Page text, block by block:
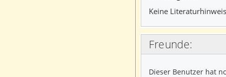
Keine
Freunde:
Dieser Benutzer hat